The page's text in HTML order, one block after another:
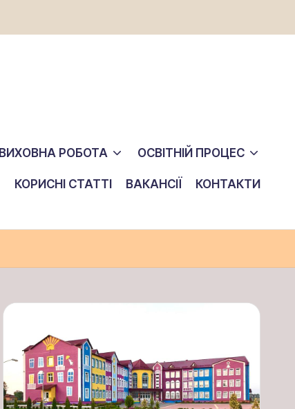
ВИХОВНА РОБОТА ОСВІТНІЙ ПРОЦЕС
КОРИСНІ СТАТТІ ВАКАНСІЇ
КОНТАКТИ